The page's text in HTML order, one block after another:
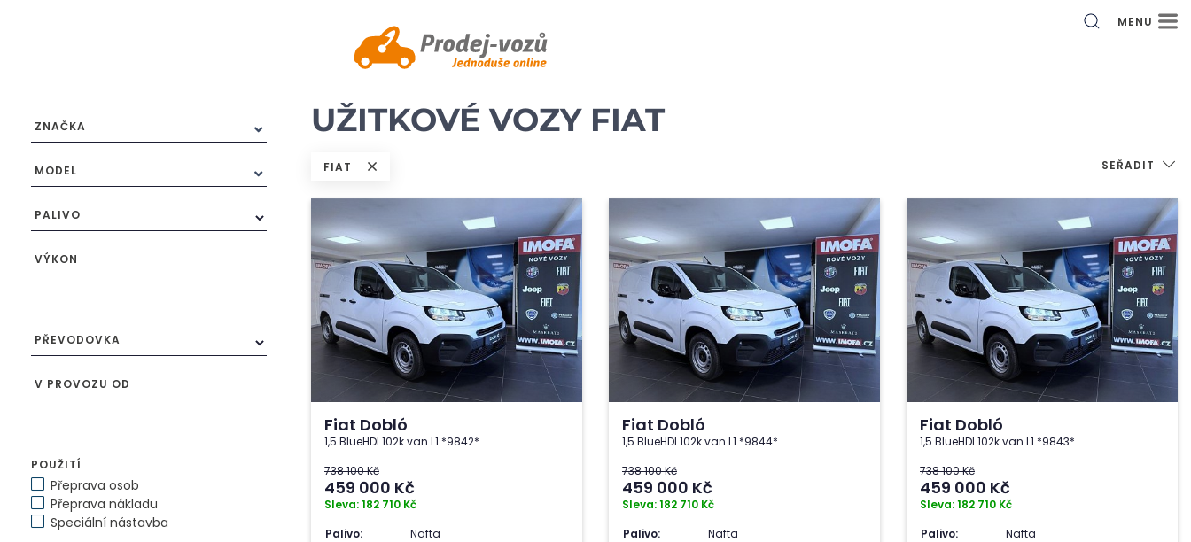
MENU
ZNAČKA
MODEL
PALIVO
VÝKON
PŘEVODOVKA
V PROVOZU OD
POUŽITÍ
Přeprava osob
Přeprava nákladu
Speciální nástavba
UŽITKOVÉ VOZY FIAT
FIAT SEŘADIT
Fiat Dobló
1,5 BlueHDI 102k van L1 *9842*
738 100 Kč
459 000 Kč
Sleva: 182 710 Kč
Palivo:
Nafta
Fiat Dobló
1,5 BlueHDI 102k van L1 *9844*
738 100 Kč
459 000 Kč
Sleva: 182 710 Kč
Palivo:
Nafta
Fiat Dobló
1,5 BlueHDI 102k van L1 *9843*
738 100 Kč
459 000 Kč
Sleva: 182 710 Kč
Palivo:
Nafta